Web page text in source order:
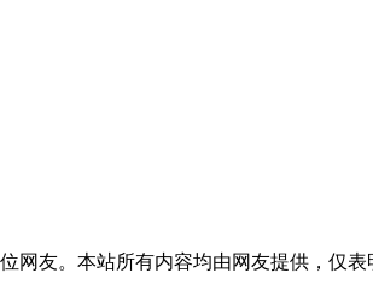
网友。本站所有内容均由网友提供，仅